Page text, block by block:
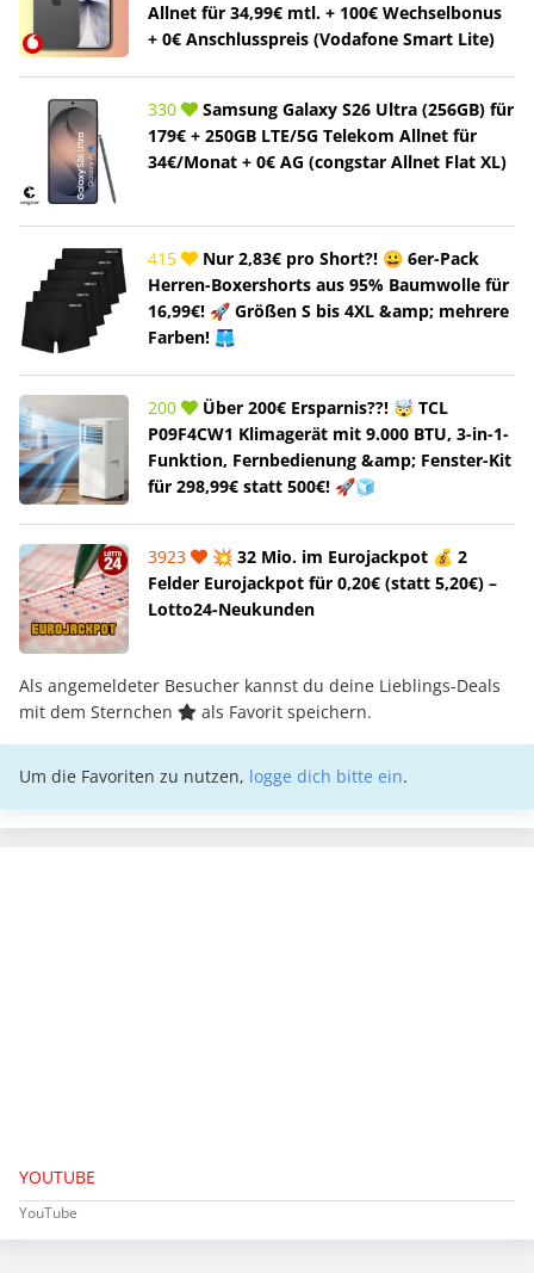
Allnet für 34,99€ mtl. + 100€ Wechselbonus
+ 0€ Anschlusspreis (Vodafone Smart Lite)
330
Samsung Galaxy S26 Ultra (256GB) für
179€ + 250GB LTE/5G Telekom Allnet für
34€/Monat + 0€ AG (congstar Allnet Flat XL)
415
Nur 2,83€ pro Short?! 😀 6er-Pack
Herren-Boxershorts aus 95% Baumwolle für
16,99€! 🚀 Größen S bis 4XL &amp; mehrere
Farben! 🩳
200
Über 200€ Ersparnis??! 🤯 TCL
P09F4CW1 Klimagerät mit 9.000 BTU, 3-in-1-
Funktion, Fernbedienung &amp; Fenster-Kit
für 298,99€ statt 500€! 🚀🧊
3923
💥 32 Mio. im Eurojackpot 💰 2
Felder Eurojackpot für 0,20€ (statt 5,20€) –
Lotto24-Neukunden
Als angemeldeter Besucher kannst du deine Lieblings-Deals
mit dem Sternchen
als Favorit speichern.
Um die Favoriten zu nutzen, logge dich bitte ein.
YOUTUBE
YouTube